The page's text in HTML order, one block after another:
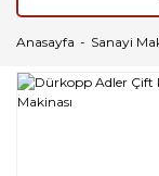
Anasayfa Sanayi